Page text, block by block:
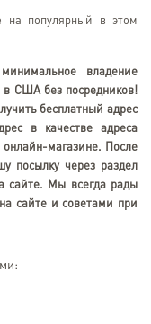
на популярный в этом
владение
в США без посредников!
бесплатный адрес
в качестве адреса
магазине. После
посылку через раздел
сайте. Мы всегда рады
сайте и советами при